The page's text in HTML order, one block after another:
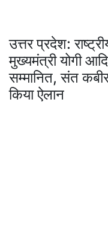
उत्तर प्रदेश:
मुख्यमंत्री योगी
सम्मानित, संत
किया ऐलान